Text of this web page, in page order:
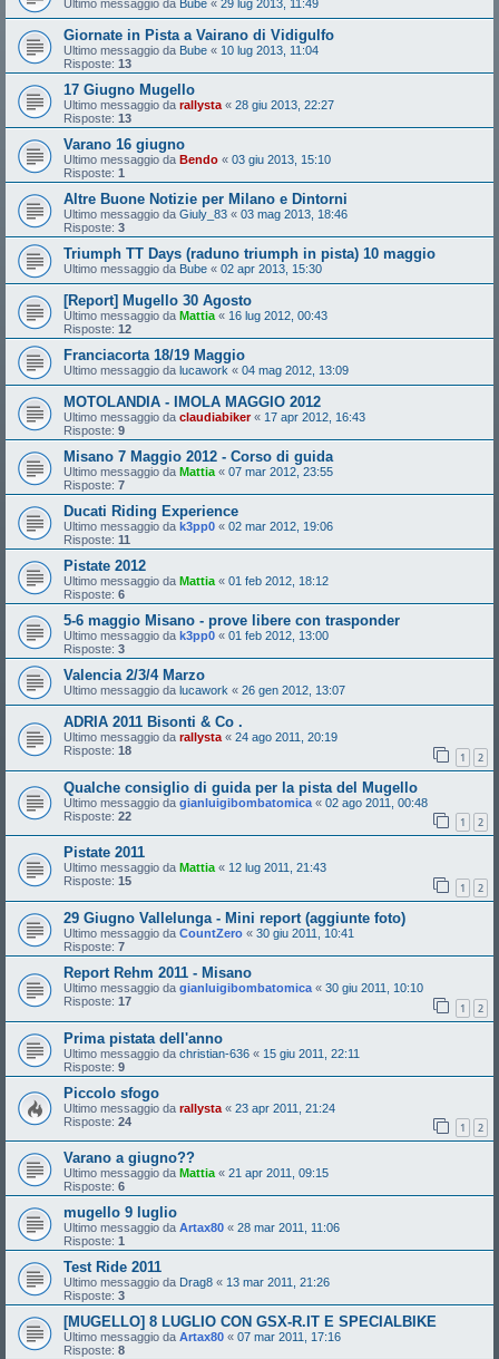
Ultimo messaggio da Bube « 29 lug 2013, 11:49
Giornate in Pista a Vairano di Vidigulfo
Ultimo messaggio da Bube « 10 lug 2013, 11:04
Risposte: 13
17 Giugno Mugello
Ultimo messaggio da rallysta « 28 giu 2013, 22:27
Risposte: 13
Varano 16 giugno
Ultimo messaggio da Bendo « 03 giu 2013, 15:10
Risposte: 1
Altre Buone Notizie per Milano e Dintorni
Ultimo messaggio da Giuly_83 « 03 mag 2013, 18:46
Risposte: 3
Triumph TT Days (raduno triumph in pista) 10 maggio
Ultimo messaggio da Bube « 02 apr 2013, 15:30
[Report] Mugello 30 Agosto
Ultimo messaggio da Mattia « 16 lug 2012, 00:43
Risposte: 12
Franciacorta 18/19 Maggio
Ultimo messaggio da lucawork « 04 mag 2012, 13:09
MOTOLANDIA - IMOLA MAGGIO 2012
Ultimo messaggio da claudiabiker« 17 apr 2012, 16:43
Risposte: 9
Misano 7 Maggio 2012 - Corso di guida
Ultimo messaggio da Mattia « 07 mar 2012, 23:55
Risposte: 7
Ducati Riding Experience
Ultimo messaggio da k3pp0 « 02 mar 2012, 19:06
Risposte: 11
Pistate 2012
Ultimo messaggio da Mattia « 01 feb 2012, 18:12
Risposte: 6
5-6 maggio Misano - prove libere con trasponder
Ultimo messaggio da k3pp0 « 01 feb 2012, 13:00
Risposte: 3
Valencia 2/3/4 Marzo
Ultimo messaggio da lucawork « 26 gen 2012, 13:07
ADRIA 2011 Bisonti & Co .
Ultimo messaggio da rallysta « 24 ago 2011, 20:19
Risposte: 18 1 2
Qualche consiglio di guida per la pista del Mugello
Ultimo messaggio da gianluigibombatomica « 02 ago 2011, 00:48
Risposte: 22 1 2
Pistate 2011
Ultimo messaggio da Mattia« 12 lug 2011, 21:43
Risposte: 15 1 2
29 Giugno Vallelunga - Mini report (aggiunte foto)
Ultimo messaggio da CountZero « 30 giu 2011, 10:41
Risposte: 7
Report Rehm 2011 - Misano
Ultimo messaggio da gianluigibombatomica « 30 giu 2011, 10:10
Risposte: 17 1 2
Prima pistata dell'anno
Ultimo messaggio da christian-636 « 15 giu 2011, 22:11
Risposte: 9
Piccolo sfogo
Ultimo messaggio da rallysta « 23 apr 2011, 21:24
Risposte: 24 1 2
Varano a giugno??
Ultimo messaggio da Mattia « 21 apr 2011, 09:15
Risposte: 6
mugello 9 luglio
Ultimo messaggio da Artax80 « 28 mar 2011, 11:06
Risposte: 1
Test Ride 2011
Ultimo messaggio da Drag8 « 13 mar 2011, 21:26
Risposte: 3
[MUGELLO] 8 LUGLIO CON GSX-R.IT E SPECIALBIKE
Ultimo messaggio da Artax80 « 07 mar 2011, 17:16
Risposte: 8